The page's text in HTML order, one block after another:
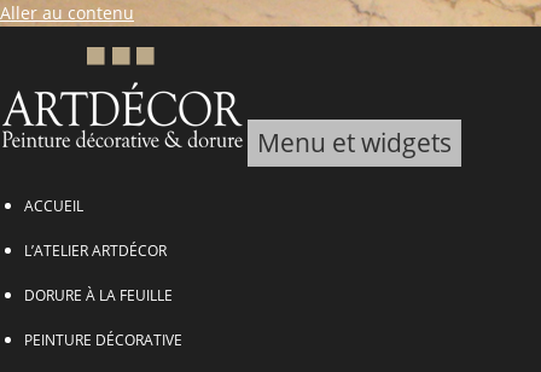
Aller au contenu
Menu et widgets
ACCUEIL
L’ATELIER ARTDÉCOR
DORURE À LA FEUILLE
PEINTURE DÉCORATIVE